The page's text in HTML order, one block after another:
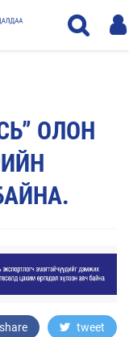
ОЛОН
share tweet